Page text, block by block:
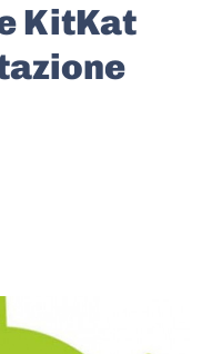
KitKat